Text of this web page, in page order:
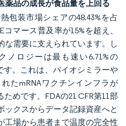
薬品の成長が食品量を上回る
包装市場シェアの48.43%を占
マース普及率が15%を超え、
な需要に支えられています。し
ノロジーは最も速い6.71%の
す。これは、バイオシミラーや
たmRNAワクチンインフラが
めです。FDAの21 CFR第11部
ックスからデータ記録資産へと
工場から患者まで温度の完全性